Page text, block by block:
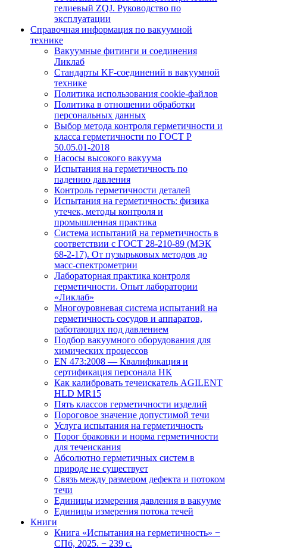
гелиевый ZQJ. Руководство по
эксплуатации
Справочная информация по вакуумной
технике
Вакуумные фитинги и соединения
Ликлаб
Стандарты KF-соединений в вакуумной
технике
Политика использования cookie-файлов
Политика в отношении обработки
персональных данных
Выбор метода контроля герметичности и
класса герметичности по ГОСТ Р
50.05.01-2018
Насосы высокого вакуума
Испытания на герметичность по
падению давления
Контроль герметичности деталей
Испытания на герметичность: физика
утечек, методы контроля и
промышленная практика
Система испытаний на герметичность в
соответствии с ГОСТ 28-210-89 (МЭК
68-2-17). От пузырьковых методов до
масс-спектрометрии
Лабораторная практика контроля
герметичности. Опыт лаборатории
«Ликлаб»
Многоуровневая система испытаний на
герметичность сосудов и аппаратов,
работающих под давлением
Подбор вакуумного оборудования для
химических процессов
EN 473:2008 — Квалификация и
сертификация персонала НК
Как калибровать течеискатель AGILENT
HLD MR15
Пять классов герметичности изделий
Пороговое значение допустимой течи
Услуга испытания на герметичность
Порог браковки и норма герметичности
для течеискания
Абсолютно герметичных систем в
природе не существует
Связь между размером дефекта и потоком
течи
Единицы измерения давления в вакууме
Единицы измерения потока течей
Книги
Книга «Испытания на герметичность» −
СПб, 2025. − 239 с.